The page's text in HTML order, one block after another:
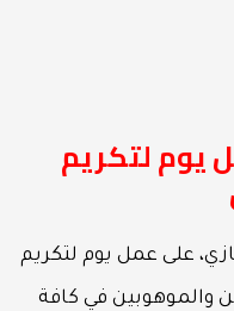
يوم لتكريم
على عمل يوم لتكريم
والموهوبين في كافة